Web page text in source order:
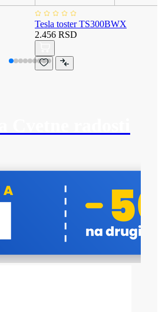
Tesla toster TS300BWX
2.456 RSD